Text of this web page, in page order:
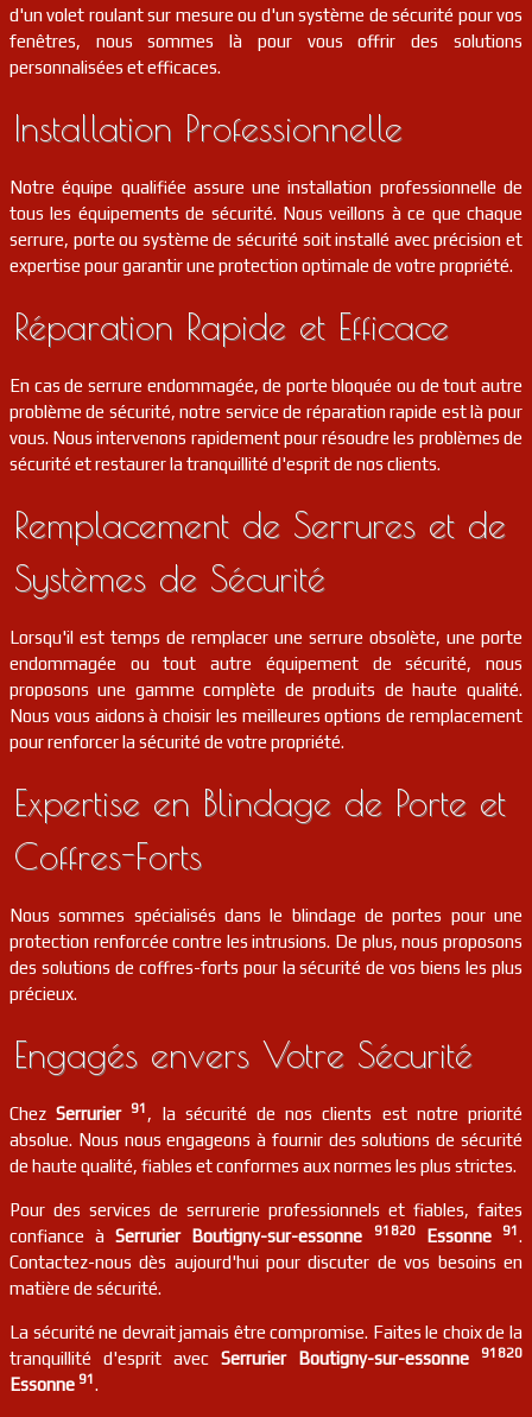
serrurier 91 Briis-sous-forges
91070
d'un volet roulant sur mesure ou d'un système de sécurité pour vos
fenêtres, nous sommes là pour vous offrir des solutions
personnalisées et efficaces.
Installation Professionnelle
Notre équipe qualifiée assure une installation professionnelle de
tous les équipements de sécurité. Nous veillons à ce que chaque
serrure, porte ou système de sécurité soit installé avec précision et
expertise pour garantir une protection optimale de votre propriété.
Réparation Rapide et Efficace
En cas de serrure endommagée, de porte bloquée ou de tout autre
problème de sécurité, notre service de réparation rapide est là pour
vous. Nous intervenons rapidement pour résoudre les problèmes de
sécurité et restaurer la tranquillité d'esprit de nos clients.
Remplacement de Serrures et de
Systèmes de Sécurité
Lorsqu'il est temps de remplacer une serrure obsolète, une porte
endommagée ou tout autre équipement de sécurité, nous
proposons une gamme complète de produits de haute qualité.
Nous vous aidons à choisir les meilleures options de remplacement
pour renforcer la sécurité de votre propriété.
Expertise en Blindage de Porte et
Coffres-Forts
Nous sommes spécialisés dans le blindage de portes pour une
protection renforcée contre les intrusions. De plus, nous proposons
des solutions de coffres-forts pour la sécurité de vos biens les plus
précieux.
Engagés envers Votre Sécurité
ChezSerrurier91 , la sécurité de nos clients est notre priorité
absolue. Nous nous engageons à fournir des solutions de sécurité
de haute qualité, fiables et conformes aux normes les plus strictes.
Pour des services de serrurerie professionnels et fiables, faites
confiance àSerrurier Boutigny-sur-essonne 91820Essonne 91.
Contactez-nous dès aujourd'hui pour discuter de vos besoins en
matière de sécurité.
La sécurité ne devrait jamais être compromise. Faites le choix de la
tranquillité d'esprit avec Serrurier Boutigny-sur-essonne 91820
Essonne 91.